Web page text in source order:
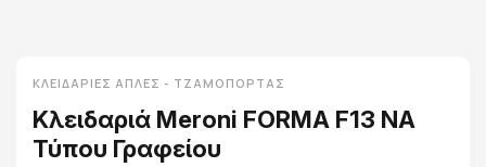
ΚΛΕΙΔΑΡΙΈΣ ΑΠΛΈΣ - ΤΖΑΜΌΠΟΡΤΑΣ
Κλειδαριά Meroni FORMA F13 NA
Τύπου Γραφείου